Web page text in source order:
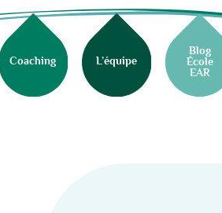
Coaching L’équipe
Blog
École
EAR